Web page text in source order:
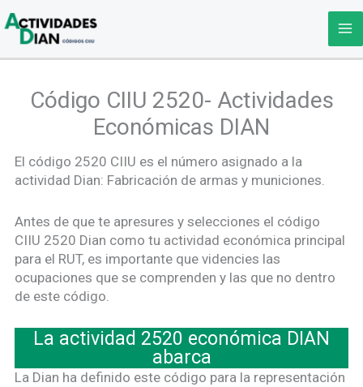
al
contenido
Código CIIU 2520- Actividades
Económicas DIAN
El código 2520 CIIU es el número asignado a la
actividad Dian: Fabricación de armas y municiones.
Antes de que te apresures y selecciones el código
CIIU 2520 Dian como tu actividad económica principal
para el RUT, es importante que videncies las
ocupaciones que se comprenden y las que no dentro
de este código.
La actividad 2520 económica DIAN
abarca
La Dian ha definido este código para la representación